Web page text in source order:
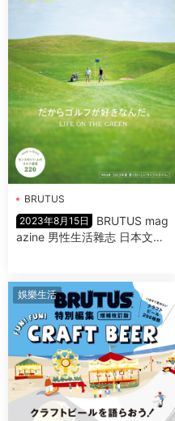
BRUTUS
2023年8月15日
BRUTUS mag
azine 男性生活雜志 日本文化
娛樂生活